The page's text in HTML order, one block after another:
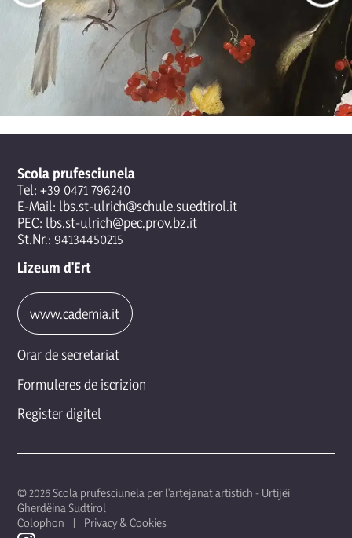
Scola prufesciunela
Tel: +39 0471 796240
E-Mail: lbs.st-ulrich@schule.suedtirol.it
PEC: lbs.st-ulrich@pec.prov.bz.it
St.Nr.: 94134450215
Lizeum d'Ert
www.cademia.it
Orar de secretariat
Formuleres de iscrizion
Register digitel
© 2026 Scola prufesciunela per l'artejanat artistich - Urtijëi
Gherdëina Sudtirol
Colophon
Privacy & Cookies